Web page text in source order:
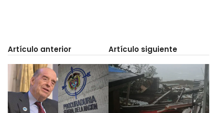
Artículo anterior Artículo siguiente